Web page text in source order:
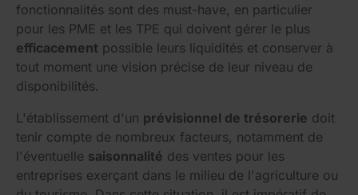
fonctionnalités sont des must-have, en particulier
pour les PME et les TPE qui doivent gérer le plus
efficacement possible leurs liquidités et conserver à
tout moment une vision précise de leur niveau de
disponibilités.
L'établissement d'un prévisionnel de trésorerie doit
tenir compte de nombreux facteurs, notamment de
l'éventuelle saisonnalité des ventes pour les
entreprises exerçant dans le milieu de l'agriculture ou